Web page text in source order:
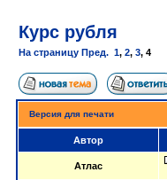
Курс рубля
На страницу Пред. 1, 2, 3, 4
Версия для печати
Автор
Атлас